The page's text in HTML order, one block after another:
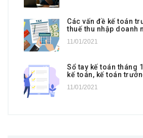
Các vấn đề kế toán
thuế thu nhập doanh
11/01/2021
Sổ tay kế toán tháng
kế toán, kế toán
11/01/2021